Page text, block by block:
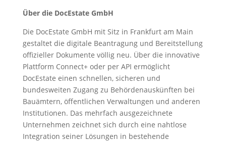
Über die DocEstate GmbH
Die DocEstate GmbH mit Sitz in Frankfurt am Main
gestaltet die digitale Beantragung und Bereitstellung
offizieller Dokumente völlig neu. Über die innovative
Plattform Connect+ oder per API ermöglicht
DocEstate einen schnellen, sicheren und
bundesweiten Zugang zu Behördenauskünften bei
Bauämtern, öffentlichen Verwaltungen und anderen
Institutionen. Das mehrfach ausgezeichnete
Unternehmen zeichnet sich durch eine nahtlose
Integration seiner Lösungen in bestehende